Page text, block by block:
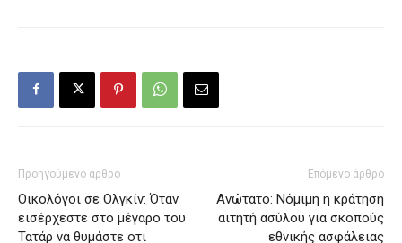
Προηγούμενο άρθρο
Οικολόγοι σε Ολγκίν: Όταν
εισέρχεστε στο μέγαρο του
Τατάρ να θυμάστε οτι
Επόμενο άρθρο
Ανώτατο: Νόμιμη η κράτηση
αιτητή ασύλου για σκοπούς
εθνικής ασφάλειας